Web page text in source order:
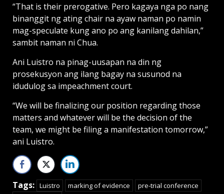
“That is their prerogative. Pero kagaya nga po nang
binanggit ng ating chair na ayaw naman po namin
mag-speculate kung ano po ang kanilang dahilan,”
sambit naman ni Chua.
Ani Luistro na pinag-uusapan na din ng
prosekusyon ang ilang bagay na susunod na
idudulog sa impeachment court.
“We will be finalizing our position regarding those
matters and whatever will be the decision of the
team, we might be filing a manifestation tomorrow,”
ani Luistro.
Tags: Luistro marking of evidence
pre-trial conference